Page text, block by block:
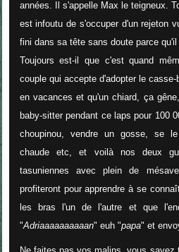
années. Il s'appelle Max le teigneux.
est infoutu de s'occuper d'un rejeton
fini dans sa tête sans doute parce
Toujours est-il que c'est quand
couple qui accepte d'adopter le
en vacances et qu'un chiard, ça
baby-sitter pendant ce laps pour 100
choupinou, vendre un gosse, se
chaude etc, et voilà nos deux
tasuniennes avec plein de
profiteront pour apprendre à se
les bras l'un de l'autre et que
"Adriaaaaaaaaaan" euh "papa" et